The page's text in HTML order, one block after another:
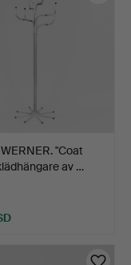
"Coat
av …